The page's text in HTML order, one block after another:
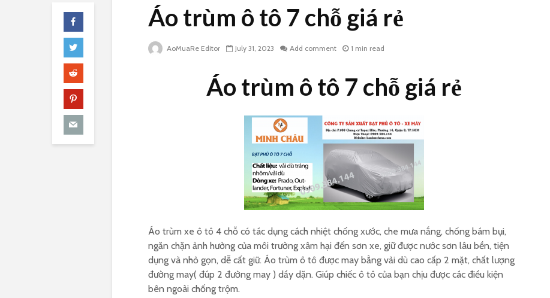
Áo trùm ô tô 7 chỗ giá rẻ
AoMuaRe Editor July 31, 2023 Add comment 1 min read
Áo trùm ô tô 7 chỗ giá rẻ
Áo trùm xe ô tô 4 chỗ có tác dụng cách nhiệt chống xước, che mưa nắng, chống bám bụi,
ngăn chặn ảnh hưởng của môi trường xâm hại đến sơn xe, giữ được nước sơn lâu bền, tiện
dụng và nhỏ gọn, dễ cất giữ. Áo trùm ô tô được may bằng vải dù cao cấp 2 mặt, chất lượng
đường may( đúp 2 đường may ) dầy dặn. Giúp chiếc ô tô của bạn chịu được các điều kiện
bên ngoài chống trộm.
In áo mưa công đoàn
rẻ
Xưởng sản xuất áo
mưa tặng công nhân
30/4 giá rẻ
đèn in ấn
Đông in logo